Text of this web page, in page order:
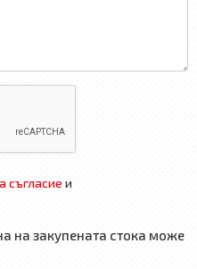
съгласие и
на закупената стока може